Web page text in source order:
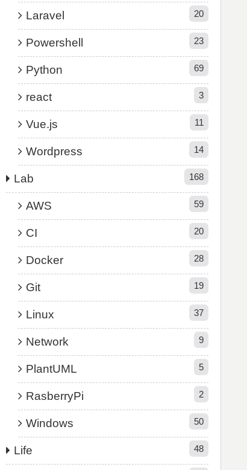
Laravel 20
Powershell 23
Python 69
react 3
Vue.js 11
Wordpress 14
Lab 168
AWS 59
CI 20
Docker 28
Git 19
Linux 37
Network 9
PlantUML 5
RasberryPi 2
Windows 50
Life 48